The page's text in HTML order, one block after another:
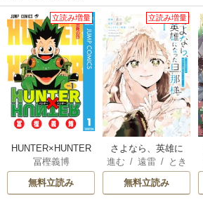
立読み増量
HUNTER×HUNTER
モノクロ版
冨樫義博
無料立読み
立読み増量
さよなら、英雄に
なった旦那様 ～
ただ祈るだけの役
立たずな妻のはず
進む / 遠雷/ とき
間
無料立読み